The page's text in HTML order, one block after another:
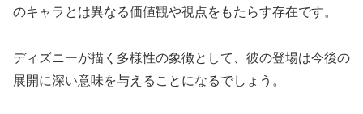
のキャラとは異なる価値観や視点をもたらす存在です。
ディズニーが描く多様性の象徴として、彼の登場は今後の
展開に深い意味を与えることになるでしょう。